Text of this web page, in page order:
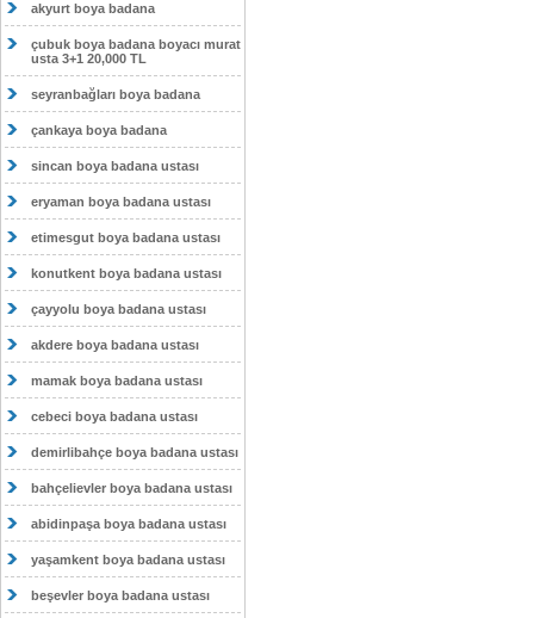
akyurt boya badana
çubuk boya badana boyacı murat
usta 3+1 20,000 TL
seyranbağları boya badana
çankaya boya badana
sincan boya badana ustası
eryaman boya badana ustası
etimesgut boya badana ustası
konutkent boya badana ustası
çayyolu boya badana ustası
akdere boya badana ustası
mamak boya badana ustası
cebeci boya badana ustası
demirlibahçe boya badana ustası
bahçelievler boya badana ustası
abidinpaşa boya badana ustası
yaşamkent boya badana ustası
beşevler boya badana ustası